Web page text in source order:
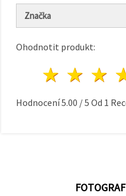
Značka
Ohodnotit produkt:
2
1
Hodnocení5.00 /5 Od 1